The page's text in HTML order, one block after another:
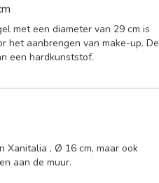
met een diameter van 29 cm is
het aanbrengen van make-up. De
een hardkunststof.
Xanitalia , Ø 16 cm, maar ook
aan de muur.